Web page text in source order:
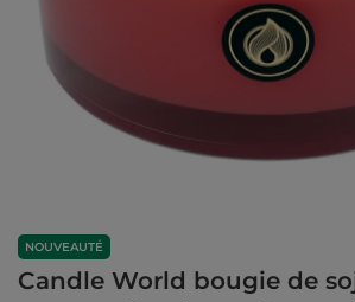
NOUVEAUTÉ
Candle World bougie de